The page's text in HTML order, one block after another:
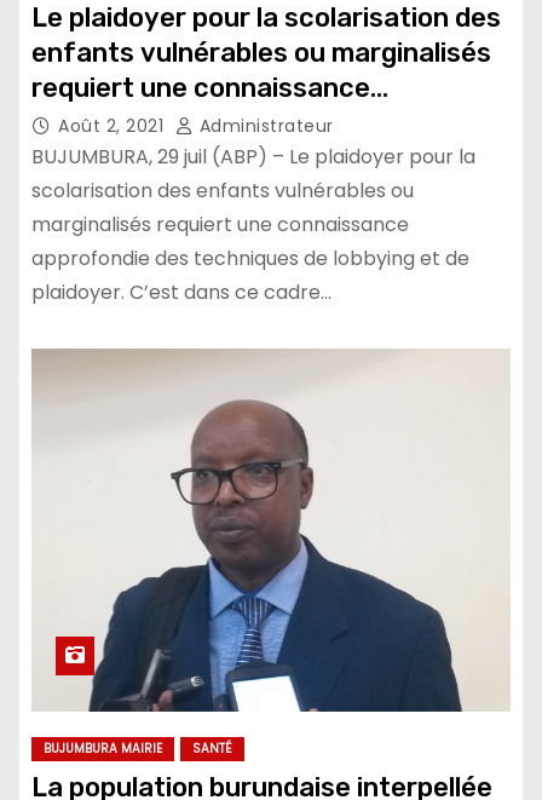
Le plaidoyer pour la scolarisation des
enfants vulnérables ou marginalisés
requiert une connaissance
approfondie des techniques de
lobbying et de plaidoyer
Août 2, 2021 Administrateur
BUJUMBURA, 29 juil (ABP) – Le plaidoyer pour la
scolarisation des enfants vulnérables ou
marginalisés requiert une connaissance
approfondie des techniques de lobbying et de
plaidoyer. C’est dans ce cadre…
BUJUMBURA MAIRIE SANTÉ
La population burundaise interpellée